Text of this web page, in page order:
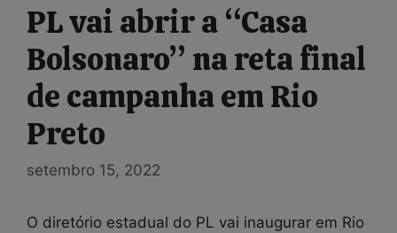
PL vai abrir a “Casa
Bolsonaro” na reta final
de campanha em Rio
Preto
setembro 15, 2022
O diretório estadual do PL vai inaugurar em Rio